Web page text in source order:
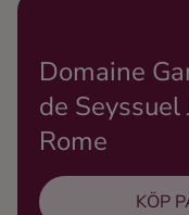
Domaine
de Seyssuel
Rome
KÖP